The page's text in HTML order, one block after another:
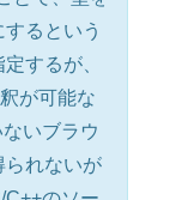
るという
するが、
が可能な
いブラウ
られないが